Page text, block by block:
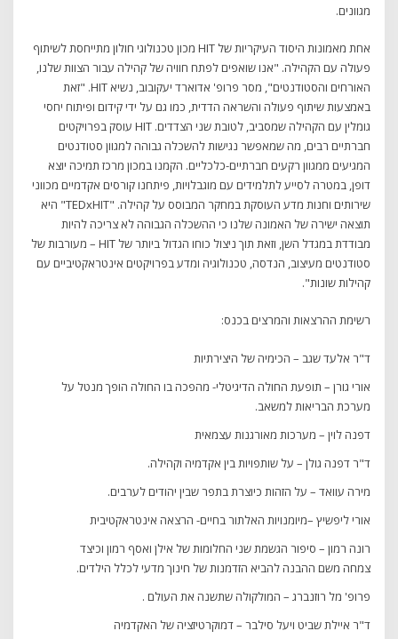
מגוונים.
אחת מאמונות היסוד העיקריות של HIT מכון טכנולוגי חולון מתייחסת לשיתוף
פעולה עם הקהילה. "אנו שואפים לפתח חוויה של קהילה עבור הצוות שלנו,
האורחים והסטודנטים", מסר פרופ' אדוארד יעקובוב, נשיא HIT. "זאת
באמצעות שיתוף פעולה והשראה הדדית, כמו גם על ידי קידום ופיתוח יחסי
גומלין עם הקהילה שמסביב, לטובת שני הצדדים. HIT עוסק בפרויקטים
חברתיים רבים, מה שמאפשר נגישות להשכלה גבוהה למגוון סטודנטים
המגיעים ממגוון רקעים חברתיים-כלכליים. הקמנו במכון מרכז תמיכה יוצא
דופן, במטרה לסייע לתלמידים עם מוגבלויות, פיתחנו קורסים אקדמיים מכווני
שירותים וחנות מדע העוסקת במחקר המבוסס על קהילה. "TEDxHIT" היא
תוצאה ישירה של האמונה שלנו כי ההשכלה הגבוהה לא צריכה להיות
מבודדת במגדל השן, וזאת תוך ניצול כוחו הגדול ביותר של HIT – מעורבות של
סטודנטים מעיצוב, הנדסה, טכנולוגיה ומדע בפרויקטים אינטראקטיביים עם
קהילות שונות".
רשימת ההרצאות והמרצים בכנס:
ד"ר אלעד שגב – הכימיה של היצירתיות
אורי גורן – תופעת החולה הדיגיטלי- מהפכה בו החולה הופך מנטל על
מערכת הבריאות למשאב.
דפנה לוין – מערכות מאורגנות עצמאית
ד"ר דפנה גולן – על שותפויות בין אקדמיה וקהילה.
מירה עוואד – על הזהות כיוצרת בתפר שבין יהודים לערבים.
אורי ליפשיץ –מיומנויות האלתור בחיים- הרצאה אינטראקטיבית
רונה רמון – סיפור הגשמת שני החלומות של אילן ואסף רמון וכיצד
צמחה משם ההבנה להביא הזדמנות של חינוך מדעי לכלל הילדים.
פרופ' מל רוזנברג – המולקולה שתשנה את העולם .
ד"ר איילת שביט ויעל סילבר – דמוקרטיזציה של האקדמיה